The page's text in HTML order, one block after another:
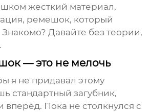
жесткий материал,
ремешок, который
Знакомо? Давайте без теории,
— это не мелочь
я не придавал этому
стандартный загубник,
Пока не столкнулся с